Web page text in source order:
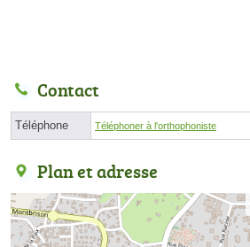
Contact
Téléphone Téléphoner à l'orthophoniste
Plan et adresse